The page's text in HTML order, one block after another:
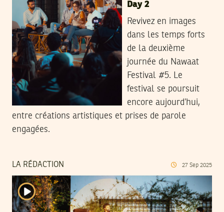
Day 2
Revivez en images
dans les temps forts
de la deuxième
journée du Nawaat
Festival #5. Le
festival se poursuit
encore aujourd’hui,
entre créations artistiques et prises de parole
engagées.
LA RÉDACTION 27 Sep 2025